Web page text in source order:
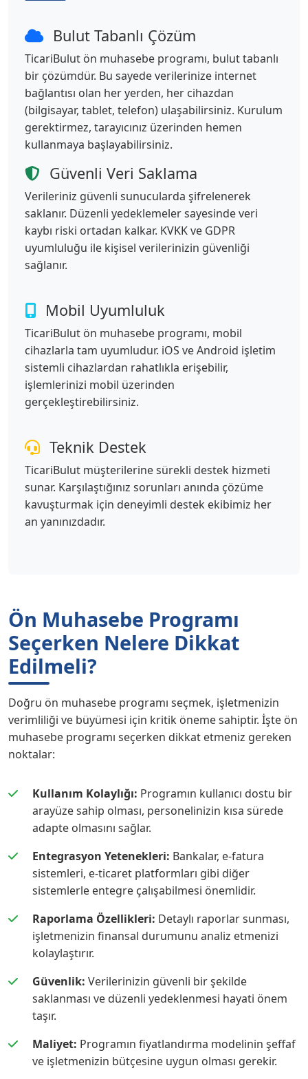
Bulut Tabanlı Çözüm
TicariBulut ön muhasebe programı, bulut tabanlı
bir çözümdür. Bu sayede verilerinize internet
bağlantısı olan her yerden, her cihazdan
(bilgisayar, tablet, telefon) ulaşabilirsiniz. Kurulum
gerektirmez, tarayıcınız üzerinden hemen
kullanmaya başlayabilirsiniz.
Güvenli Veri Saklama
Verileriniz güvenli sunucularda şifrelenerek
saklanır. Düzenli yedeklemeler sayesinde veri
kaybı riski ortadan kalkar. KVKK ve GDPR
uyumluluğu ile kişisel verilerinizin güvenliği
sağlanır.
Mobil Uyumluluk
TicariBulut ön muhasebe programı, mobil
cihazlarla tam uyumludur. iOS ve Android işletim
sistemli cihazlardan rahatlıkla erişebilir,
işlemlerinizi mobil üzerinden
gerçekleştirebilirsiniz.
Teknik Destek
TicariBulut müşterilerine sürekli destek hizmeti
sunar. Karşılaştığınız sorunları anında çözüme
kavuşturmak için deneyimli destek ekibimiz her
an yanınızdadır.
Ön Muhasebe Programı
Seçerken Nelere Dikkat
Edilmeli?
Doğru ön muhasebe programı seçmek, işletmenizin
verimliliği ve büyümesi için kritik öneme sahiptir. İşte ön
muhasebe programı seçerken dikkat etmeniz gereken
noktalar:
Kullanım Kolaylığı: Programın kullanıcı dostu bir
arayüze sahip olması, personelinizin kısa sürede
adapte olmasını sağlar.
Entegrasyon Yetenekleri: Bankalar, e-fatura
sistemleri, e-ticaret platformları gibi diğer
sistemlerle entegre çalışabilmesi önemlidir.
Raporlama Özellikleri: Detaylı raporlar sunması,
işletmenizin finansal durumunu analiz etmenizi
kolaylaştırır.
Güvenlik: Verilerinizin güvenli bir şekilde
saklanması ve düzenli yedeklenmesi hayati önem
taşır.
Maliyet: Programın fiyatlandırma modelinin şeffaf
ve işletmenizin bütçesine uygun olması gerekir.